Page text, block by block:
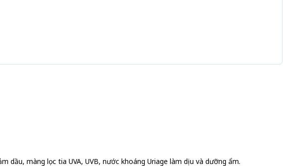
dầu, màng lọc tia UVA, UVB, nước khoáng Uriage làm dịu và dưỡng ẩm.